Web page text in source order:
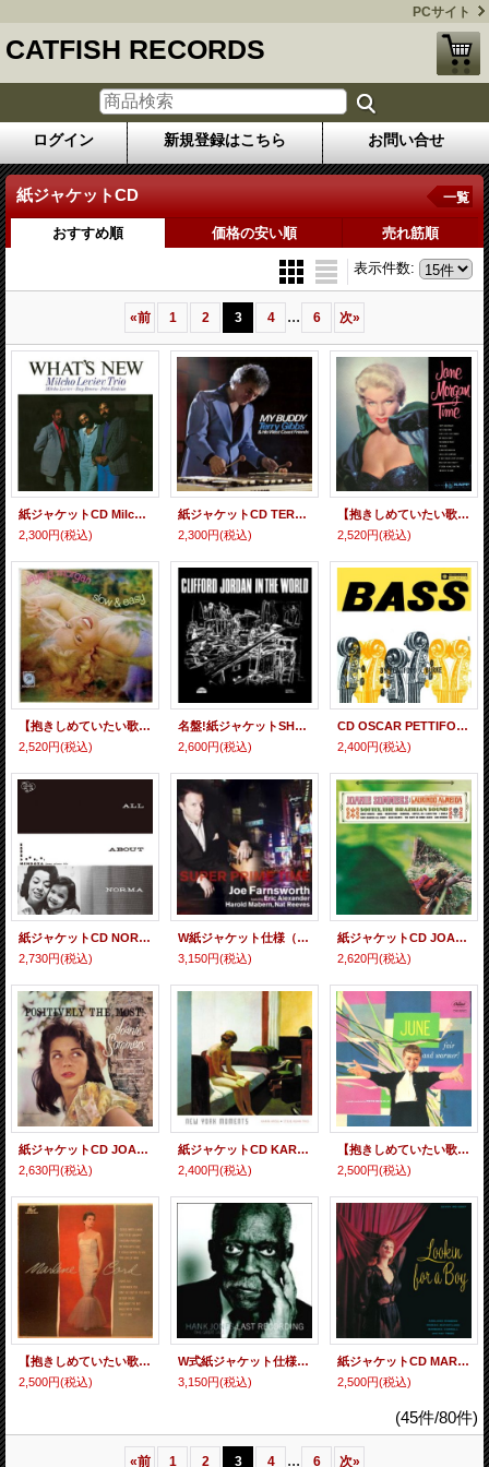
PCサイト
CATFISH RECORDS
ログイン 新規登録はこちら お問い合せ
紙ジャケットCD 一覧
おすすめ順 価格の安い順 売れ筋順
表示件数:
«前 1 2 3 4 ... 6 次»
紙ジャケットCD Milcho Leviev Trio ミルチョ・レヴィエフ / WHAT'S NEW ホワッツ・ニュー
2,300円(税込)
紙ジャケットCD TERRY GIBBS & HIS WEST COAST FRIENDS テリー・ギブス＆ヒズ・ウエスト・コースト・フレンズ / MY BUDDY マイ・バディ
2,300円(税込)
【抱きしめていたい歌姫たち シリーズ】 完全限定紙ジャケットCD JANE MORGAN ジェーン・モーガン / TIME タイム
2,520円(税込)
【抱きしめていたい歌姫たち シリーズ】 完全限定紙ジャケットCD JAYE P.MORGAN ジェイ・P.モーガン / SLOW & EASY スロウ＆イージー
2,520円(税込)
名盤!紙ジャケットSHM-CD CLIFFORD JORDAN クリフォード・ジョーダン / IN THE WORLD イン・ザ・ワールド
2,600円(税込)
CD OSCAR PETTIFORD オスカー・ペティフォード＆ VINNIE BURKE ヴィニー・バーク / BASS BY PETTIFORD / BURKE ベース・バイ・ペティフォード／バーク
2,400円(税込)
紙ジャケットCD NORMA MENDOZA ノーマ・メンドーサ / ALL ABOUT NORMA オール・アバウト・ノーマ
2,730円(税込)
W紙ジャケット仕様（ハイブリッドCD） CD JOE FARNSWORTH ジョー・ファンズワース / SUPER PRIME TIME
3,150円(税込)
紙ジャケットCD JOANIE SOMMERS ジョニー・ソマーズ / SOFTLY BRASIRIAN SOUNDS
2,620円(税込)
紙ジャケットCD JOANIE SOMMERS ジョニー・ソマーズ / POSITIVELY THE MOST ポジティブリー・ザ・モスト
2,630円(税込)
紙ジャケットCD KARIN KROG,STEVE KUHN TRIO カーリン・クローグ＆スティーヴ・キューン・トリオ / NEW YORK MOMMENTS ニューヨーク・モーメンツ
2,400円(税込)
【抱きしめていたい歌姫たち シリーズ】 完全限定紙ジャケットCD JUNE CHRISTY ジューン・クリスティ / FAIR AND WARMER! フェア・アンド・ウォーマー
2,500円(税込)
【抱きしめていたい歌姫たち シリーズ】 完全限定紙ジャケットCD MARLENE CORD マーリーン・コード / MARLENE CORD マーリーン・コード
2,500円(税込)
W式紙ジャケット仕様CD HANK JONES ザ・グレイト・ジャズ・トリオ / LAST RECORDING
3,150円(税込)
紙ジャケットCD MARIAN McPARTLAND ,BARBARA CARROLL,ADELAIDE ROBINS マリアン・マクパートランド、バーバラ・キャロル、アデレード・ロビンス / LOOKING FOR A BOY + 2
2,500円(税込)
(45件/80件)
«前 1 2 3 4 ... 6 次»